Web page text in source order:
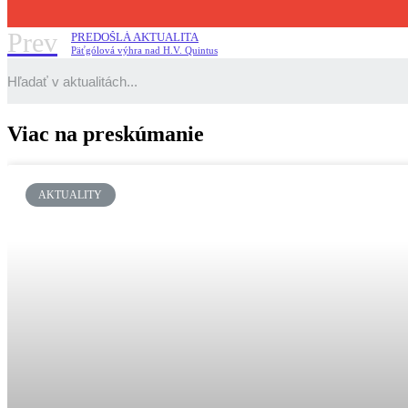
Prev PREDOŠLÁ AKTUALITA
Päťgólová výhra nad H.V. Quintus
Viac na preskúmanie
AKTUALITY